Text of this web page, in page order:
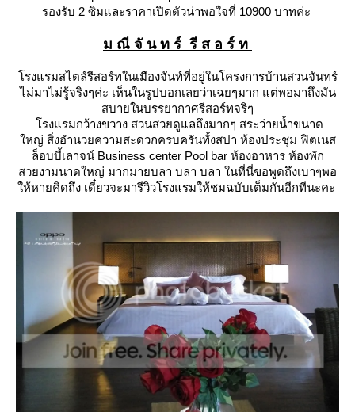
รองรับ 2 ซิมและราคาเปิดตัวน่าพอใจที่ 10900 บาทค่ะ
ม ณี จั น ท ร์ รี ส อ ร์ ท
รงแรมสไตล์รีสอร์ทในเมืองจันท์ที่อยู่ในโครงการบ้านสวนจันทร์
ไม่มาไม่รู้จริงๆค่ะ เห็นในรูปบอกเลยว่าเฉยๆมาก ต่พอมาถึงมัน
สบายในบรรยากาศรีสอร์ทจริๆ
รงแรมกว้างขวาง สวนสวยดูแลถึงมากๆ สระว่ายน้ำขนาด
หญ่ สิ่งอำนวยความสะดวกครบครันทั้งสปา ห้องประชุม ฟิตเนส
ล็อบบี้เลาจน์ Business center Pool bar ห้องอาหาร ห้องพัก
สวยงามนาดใหญ่ มากมายบลา บลา บลา นที่นี่ขอพูดถึงเบาๆพอ
ห้หายคิดถึง เดี๋ยวจะมารีวิวโรงแรมให้ชมฉบับเต็มกันอีกทีนะคะ